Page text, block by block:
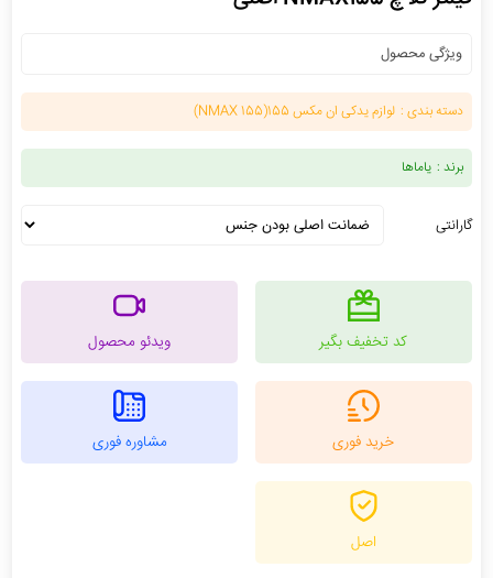
ویژگی محصول
دسته بندی : لوازم یدکی ان مکس 155(NMAX 155)
برند : یاماها
گارانتی
کد تخفیف بگیر ویدئو محصول
خرید فوری مشاوره فوری
اصل